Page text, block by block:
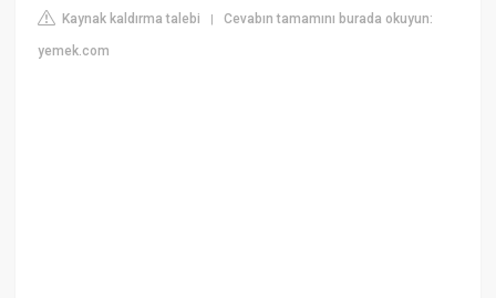
Kaynak kaldırma talebi |Cevabın tamamını burada okuyun:
yemek.com